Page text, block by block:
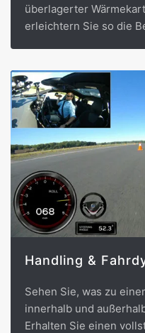
überlagerter
erleichtern Sie so die
Handling &
Sehen Sie, was zu
innerhalb und
Erhalten Sie einen